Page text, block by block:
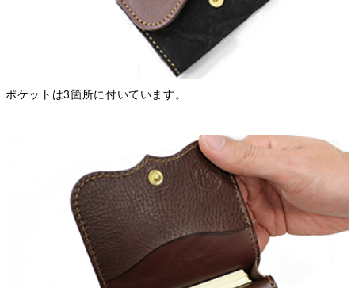
ポケットは3箇所に付いています。